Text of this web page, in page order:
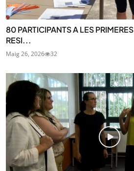
80 PARTICIPANTS A LES
RESI...
Maig 26, 2026 32